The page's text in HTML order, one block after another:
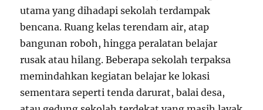
utama yang dihadapi sekolah terdampak
bencana. Ruang kelas terendam air, atap
bangunan roboh, hingga peralatan belajar
rusak atau hilang. Beberapa sekolah terpaksa
memindahkan kegiatan belajar ke lokasi
sementara seperti tenda darurat, balai desa,